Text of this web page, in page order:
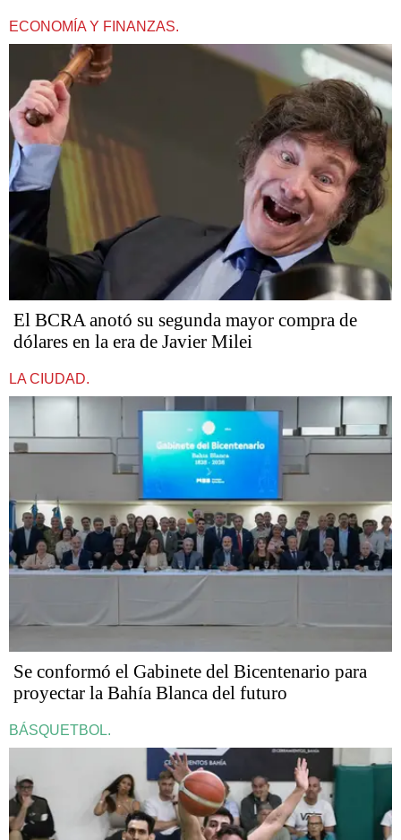
ECONOMÍA Y FINANZAS.
El BCRA anotó su segunda mayor compra de
dólares en la era de Javier Milei
LA CIUDAD.
Se conformó el Gabinete del Bicentenario para
proyectar la Bahía Blanca del futuro
BÁSQUETBOL.